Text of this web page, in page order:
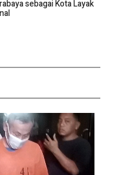
sebagai Kota Layak